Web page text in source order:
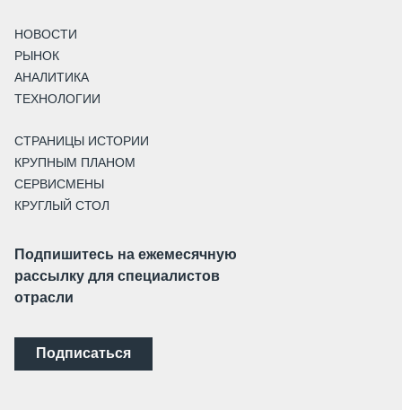
НОВОСТИ
РЫНОК
АНАЛИТИКА
ТЕХНОЛОГИИ
СТРАНИЦЫ ИСТОРИИ
КРУПНЫМ ПЛАНОМ
СЕРВИСМЕНЫ
КРУГЛЫЙ СТОЛ
Подпишитесь на ежемесячную
рассылку для специалистов
отрасли
Подписаться